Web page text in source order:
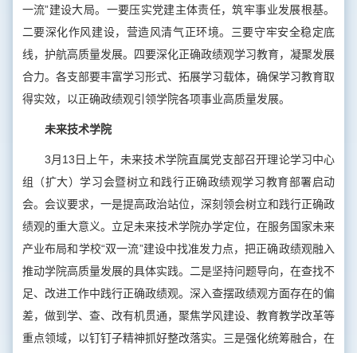
一流”建设大局。一要压实党建主体责任，筑牢事业发展根基。
二要深化作风建设，营造风清气正环境。三要守牢安全稳定底
线，护航高质量发展。四要深化正确政绩观学习教育，凝聚发展
合力。各支部要丰富学习形式、拓展学习载体，确保学习教育取
得实效，以正确政绩观引领学院各项事业高质量发展。
未来技术学院
3月13日上午，未来技术学院直属党支部召开理论学习中心
组（扩大）学习会暨树立和践行正确政绩观学习教育部署启动
会。会议要求，一是提高政治站位，深刻领会树立和践行正确政
绩观的重大意义。立足未来技术学院办学定位，在服务国家未来
产业布局和学校“双一流”建设中找准发力点，把正确政绩观融入
推动学院高质量发展的具体实践。二是坚持问题导向，在查找不
足、改进工作中践行正确政绩观。深入查摆政绩观方面存在的偏
差，做到学、查、改有机贯通，聚焦学风建设、教育教学改革等
重点领域，以钉钉子精神抓好整改落实。三是强化统筹融合，在